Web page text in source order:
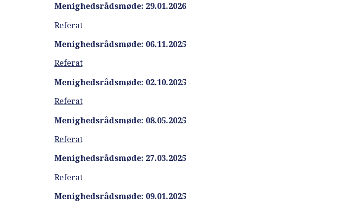
Menighedsrådsmøde: 29.01.2026
Referat
Menighedsrådsmøde: 06.11.2025
Referat
Menighedsrådsmøde: 02.10.2025
Referat
Menighedsrådsmøde: 08.05.2025
Referat
Menighedsrådsmøde: 27.03.2025
Referat
Menighedsrådsmøde: 09.01.2025